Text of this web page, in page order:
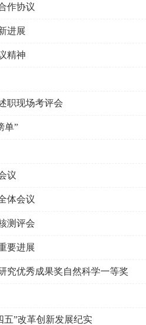
作协议
进展
精神
职现场考评会
单”
议
体会议
测评会
要进展
究优秀成果奖自然科学一等奖
五”改革创新发展纪实